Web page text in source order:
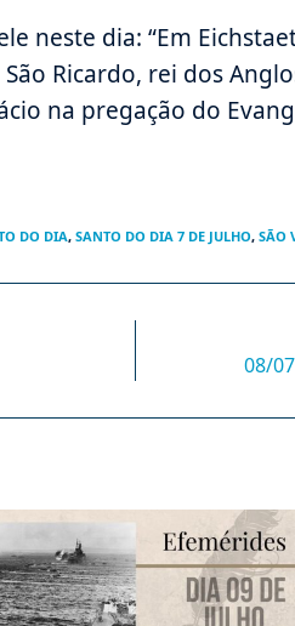
neste dia: “Em
Ricardo, rei dos
na pregação do
DO DIA, SANTO DO DIA 7 DE JULHO, SÃO
08/